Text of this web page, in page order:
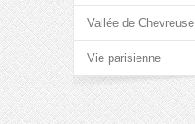
Vallée de Chevreuse
Vie parisienne